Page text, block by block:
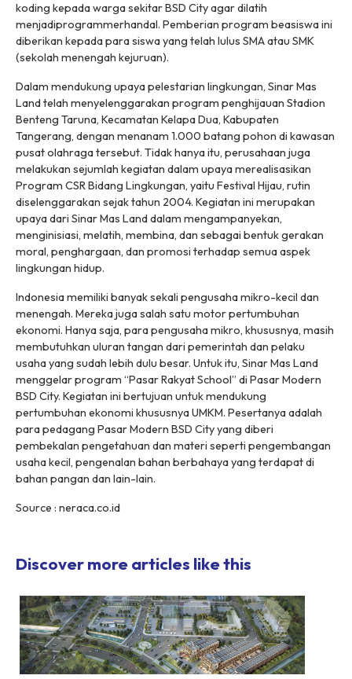
koding kepada warga sekitar BSD City agar dilatih
menjadiprogrammerhandal. Pemberian program beasiswa ini
diberikan kepada para siswa yang telah lulus SMA atau SMK
(sekolah menengah kejuruan).
Dalam mendukung upaya pelestarian lingkungan, Sinar Mas
Land telah menyelenggarakan program penghijauan Stadion
Benteng Taruna, Kecamatan Kelapa Dua, Kabupaten
Tangerang, dengan menanam 1.000 batang pohon di kawasan
pusat olahraga tersebut. Tidak hanya itu, perusahaan juga
melakukan sejumlah kegiatan dalam upaya merealisasikan
Program CSR Bidang Lingkungan, yaitu Festival Hijau, rutin
diselenggarakan sejak tahun 2004. Kegiatan ini merupakan
upaya dari Sinar Mas Land dalam mengampanyekan,
menginisiasi, melatih, membina, dan sebagai bentuk gerakan
moral, penghargaan, dan promosi terhadap semua aspek
lingkungan hidup.
Indonesia memiliki banyak sekali pengusaha mikro-kecil dan
menengah. Mereka juga salah satu motor pertumbuhan
ekonomi. Hanya saja, para pengusaha mikro, khususnya, masih
membutuhkan uluran tangan dari pemerintah dan pelaku
usaha yang sudah lebih dulu besar. Untuk itu, Sinar Mas Land
menggelar program “Pasar Rakyat School” di Pasar Modern
BSD City. Kegiatan ini bertujuan untuk mendukung
pertumbuhan ekonomi khususnya UMKM. Pesertanya adalah
para pedagang Pasar Modern BSD City yang diberi
pembekalan pengetahuan dan materi seperti pengembangan
usaha kecil, pengenalan bahan berbahaya yang terdapat di
bahan pangan dan lain-lain.
Source : neraca.co.id
Discover more articles like this